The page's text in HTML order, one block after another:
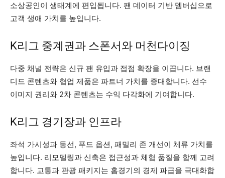
소상공인이 생태계에 편입됩니다. 팬 데이터 기반 멤버십으로
고객 생애 가치를 높입니다.
K리그 중계권과 스폰서와 머천다이징
다중 채널 전략은 신규 팬 유입과 접점 확장을 이끕니다. 브랜
디드 콘텐츠와 협업 제품은 파트너 가치를 증대합니다. 선수
이미지 권리와 2차 콘텐츠는 수익 다각화에 기여합니다.
K리그 경기장과 인프라
좌석 가시성과 동선, 푸드 옵션, 패밀리 존 개선이 체류 가치를
높입니다. 리모델링과 신축은 접근성과 체험 품질을 함께 고려
합니다. 교통과 관광 패키지는 홈경기의 경제 파급을 극대화합